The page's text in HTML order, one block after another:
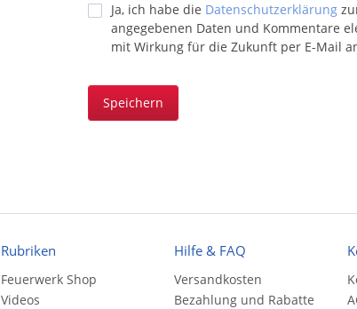
Ja, ich habe die Datenschutzerklärung
angegebenen Daten und Kommentare
mit Wirkung für die Zukunft per E-Mail
Speichern
Rubriken
Feuerwerk Shop
Videos
Hilfe & FAQ
Versandkosten
Bezahlung und Rabatte